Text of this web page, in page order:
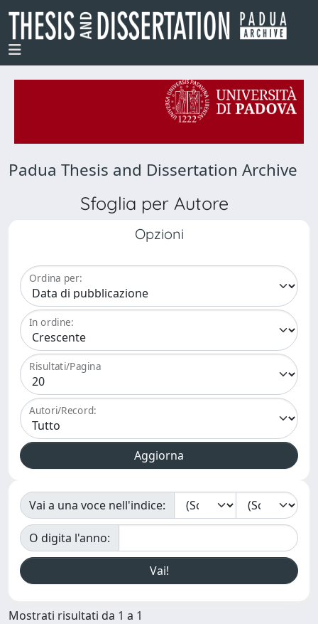
Padua Thesis and Dissertation Archive
Sfoglia per Autore
Opzioni
Ordina per:
In ordine:
Risultati/Pagina
Autori/Record:
Vai a una voce nell'indice:
O digita l'anno:
Mostrati risultati da 1 a 1